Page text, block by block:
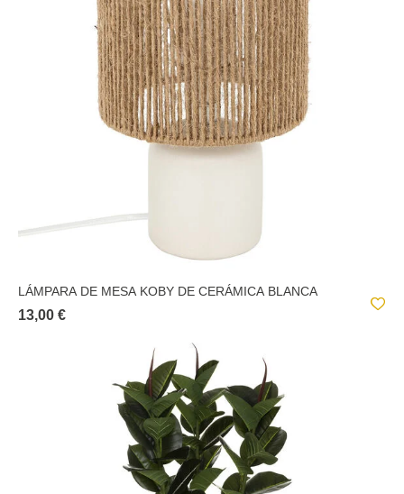
LÁMPARA DE MESA KOBY DE CERÁMICA BLANCA
13,00 €